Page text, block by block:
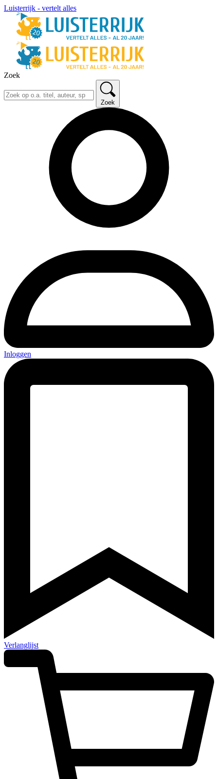
Luisterrijk - vertelt alles
Zoek
Zoek
Inloggen
Verlanglijst